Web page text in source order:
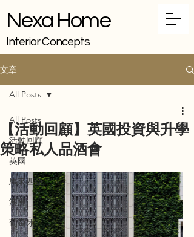
Nexa Home
Interior Concepts
文章
All Posts
活動回顧
英國
馬來西亞
澳洲
葡萄牙
All Posts
【活動回顧】英國投資與升學
策略私人品酒會